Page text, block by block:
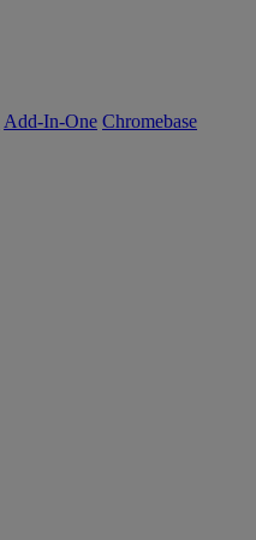
Add-In-One Chromebase